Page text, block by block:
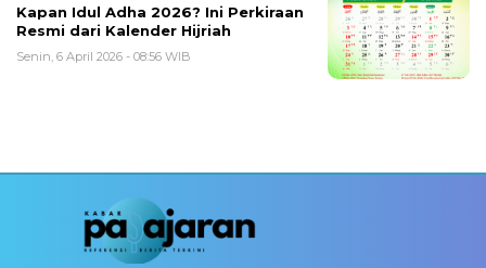
Kapan Idul Adha 2026? Ini Perkiraan
Resmi dari Kalender Hijriah
Senin, 6 April 2026 - 08:56 WIB